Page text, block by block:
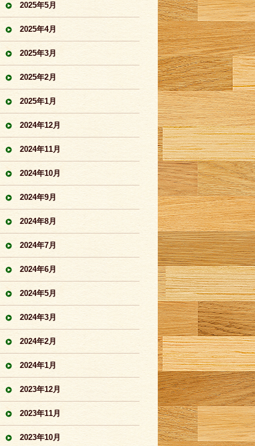
2025年5月
2025年4月
2025年3月
2025年2月
2025年1月
2024年12月
2024年11月
2024年10月
2024年9月
2024年8月
2024年7月
2024年6月
2024年5月
2024年3月
2024年2月
2024年1月
2023年12月
2023年11月
2023年10月